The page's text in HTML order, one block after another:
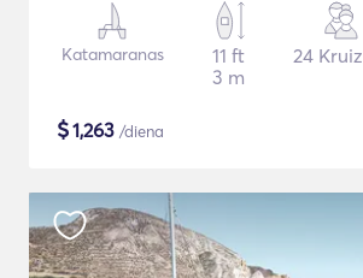
Katamaranas
11 ft
3 m
24
$1,263 /diena